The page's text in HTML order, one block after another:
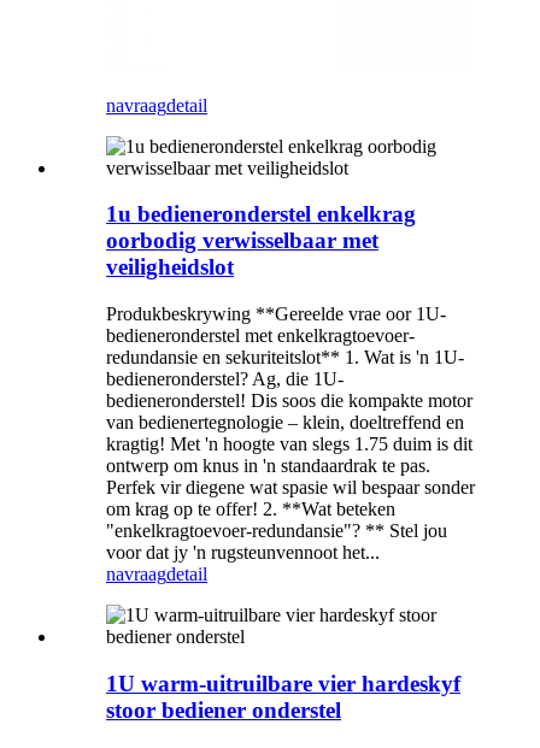
navraagdetail
1u bedieneronderstel enkelkrag
oorbodig verwisselbaar met
veiligheidslot
Produkbeskrywing **Gereelde vrae oor 1U-
bedieneronderstel met enkelkragtoevoer-
redundansie en sekuriteitslot** 1. Wat is 'n 1U-
bedieneronderstel? Ag, die 1U-
bedieneronderstel! Dis soos die kompakte motor
van bedienertegnologie – klein, doeltreffend en
kragtig! Met 'n hoogte van slegs 1.75 duim is dit
ontwerp om knus in 'n standaardrak te pas.
Perfek vir diegene wat spasie wil bespaar sonder
om krag op te offer! 2. **Wat beteken
"enkelkragtoevoer-redundansie"? ** Stel jou
voor dat jy 'n rugsteunvennoot het...
navraagdetail
1U warm-uitruilbare vier hardeskyf
stoor bediener onderstel